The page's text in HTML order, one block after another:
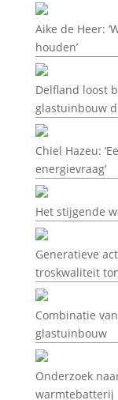
Aike de Heer:
houden’
Delfland loost
glastuinbouw
Chiel Hazeu:
energievraag’
Het stijgende
Generatieve
troskwaliteit
Combinatie
glastuinbouw
Onderzoek
warmtebatterij